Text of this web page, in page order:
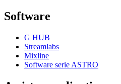
Software
G HUB
Streamlabs
Mixline
Software serie ASTRO